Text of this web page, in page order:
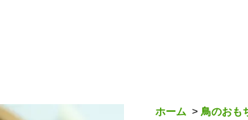
ホーム > 鳥のおも